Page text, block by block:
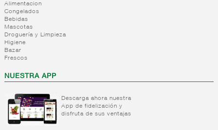
EJEMPLO
en polvo
Detergente
liquido
Detergente
activador
de
textil
Suavizantes
Agua
destilada
Higienizante
textil
Quitamanchas
y aditivos
ropa
Quitamanchas
tratamiento
ropa
Desinfectantes
Otros
Limpiadores
para
suelos
Quitagrasas
Limpiacristales/multiusos
Utiles de
+
Cremas
de
calzado
Otros +
Desatascadores
Vajillas +
Alimentacion
Congelados
Bebidas
Mascotas
Droguería y Limpieza
Higiene
Bazar
Frescos
NUESTRA APP
Descarga ahora nuestra
App de fidelización y
disfruta de sus ventajas